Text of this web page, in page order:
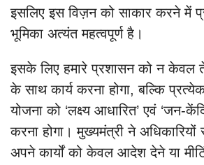
इसलिए इस विज़न को साकार करने में
भूमिका अत्यंत महत्वपूर्ण है।
इसके लिए हमारे प्रशासन को न केवल
के साथ कार्य करना होगा, बल्कि
योजना को ‘लक्ष्य आधारित’ एवं ‘जन-
करना होगा। मुख्यमंत्री ने
अपने कार्यों को केवल आदेश देने या